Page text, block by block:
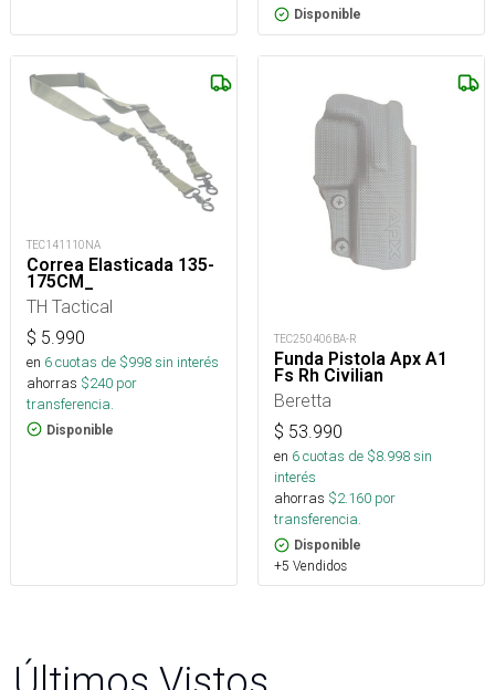
Disponible
TEC141110NA
Correa Elasticada 135-
175CM_
TH Tactical
$ 5.990
en 6cuotas de $998sin interés
ahorras $240 por
transferencia.
Disponible
TEC250406BA-R
Funda Pistola Apx A1
Fs Rh Civilian
Beretta
$ 53.990
en 6cuotas de $8.998sin
interés
ahorras $2.160 por
transferencia.
Disponible
+5 Vendidos